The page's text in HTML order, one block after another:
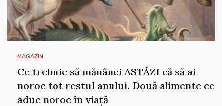
MAGAZIN
Ce trebuie să mănânci ASTĂZI că să ai
noroc tot restul anului. Două alimente ce
aduc noroc în viață